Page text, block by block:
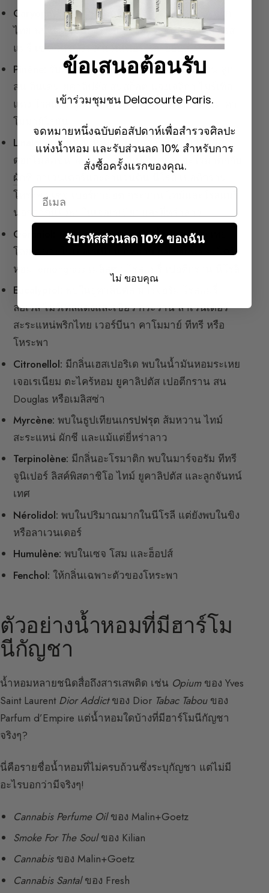
Caryophyllène:มีคุณสมบัติกลิ่นเครื่องเทศและพริก
ไทย พบในน้ำมันหอมระเหยของกานพลู อบเชยโรส
แมรี่ เซจ โหระพาลาเวนเดอร์และฮ็อปส์
Pinène:
รับผิดชอบกลิ่นยาง พบในเซจ น้ำมันสน ลูก
สน ลินเดน ยูคาลิปตัส สนสก็อต แองเจลิกา ไมร์เทิล
แดง โรสแมรี่ ลูกจันทน์เทศพริกไทยดำ กัลบานัม
โมมาย์โรมัน
Linalol:พบในน้ำมันหอมระเหยส่วนใหญ่ ให้สัมผัส
ดอกไม้สดชื่น พบในวงศ์เฮสเปอริเดและอะโรมาติกกับ
ผักชี
โหระพา เซจ
นอกจากนี้ยังพบในเจอเรเนียมและยี่หร่าลาว
Géraniol:
พบอย่างกว้างขวางในน้ำมันหอมระเหย
โดยเฉพาะในเจอเรเนียมกุหลาบpalmarosa ตะไคร้
หอม lemongrass เมลิสซ่า โรสแมรี่ เปอตีกราน นีโรลี
Eucalyptol:
ลอเรล ไมร์เทิลแดงและเขียว กระวาน ลาเวนเดอร์
สะระแหน่พริกไทย เวอร์บีนา คาโมมาย์ ทีทรี หรือ
โหระพา
Citronellol: มีกลิ่นเฮสเปอริเด พบในน้ำมันหอมระเหย
เจอเรเนียม ตะไคร้หอม ยูคาลิปตัส เปอตีกราน สน
Douglas หรือเมลิสซ่า
Myrcène: พบในธูปเทียนเกรปฟรุต ส้มหวาน ไทม์
สะระแหน่ ผักชี และแม้แต่ยี่หร่าลาว
Terpinolène: มีกลิ่นอะโรมาติก พบในมาร์จอรัม ทีทรี
จูนิเปอร์ ลิสค์พิสตาชิโอ ไทม์ ยูคาลิปตัส และลูกจันทน์
เทศ
Nérolidol: พบในปริมาณมากในนีโรลี แต่ยังพบในขิง
หรือลาเวนเดอร์
Humulène: พบในเซจ โสม และฮ็อปส์
Fenchol: ให้กลิ่นเฉพาะตัวของโหระพา
ตัวอย่างน้ำหอมที่มีฮาร์โม
นีกัญชา
น้ำหอมหลายชนิดสื่อถึงสารเสพติด เช่น Opiumของ Yves
Saint Laurent Dior Addictของ Dior Tabac Tabouของ
Parfum d’Empire แต่น้ำหอมใดบ้างที่มีฮาร์โมนีกัญชา
จริงๆ?
นี่คือรายชื่อน้ำหอมที่ไม่ครบถ้วนซึ่งระบุกัญชา แต่ไม่มี
อะไรบอกว่ามีจริงๆ!
Cannabis Perfume Oilของ Malin+Goetz
Smoke For The Soulของ Kilian
Cannabisของ Malin+Goetz
Cannabis Santalของ Fresh
ข้อเสนอต้อนรับ
เข้าร่วมชุมชน Delacourte Paris.
จดหมายหนึ่งฉบับต่อสัปดาห์เพื่อสำรวจศิลปะ
แห่งน้ำหอม และรับส่วนลด 10% สำหรับการ
สั่งซื้อครั้งแรกของคุณ.
Email
รับรหัสส่วนลด 10% ของฉัน
ไม่ ขอบคุณ